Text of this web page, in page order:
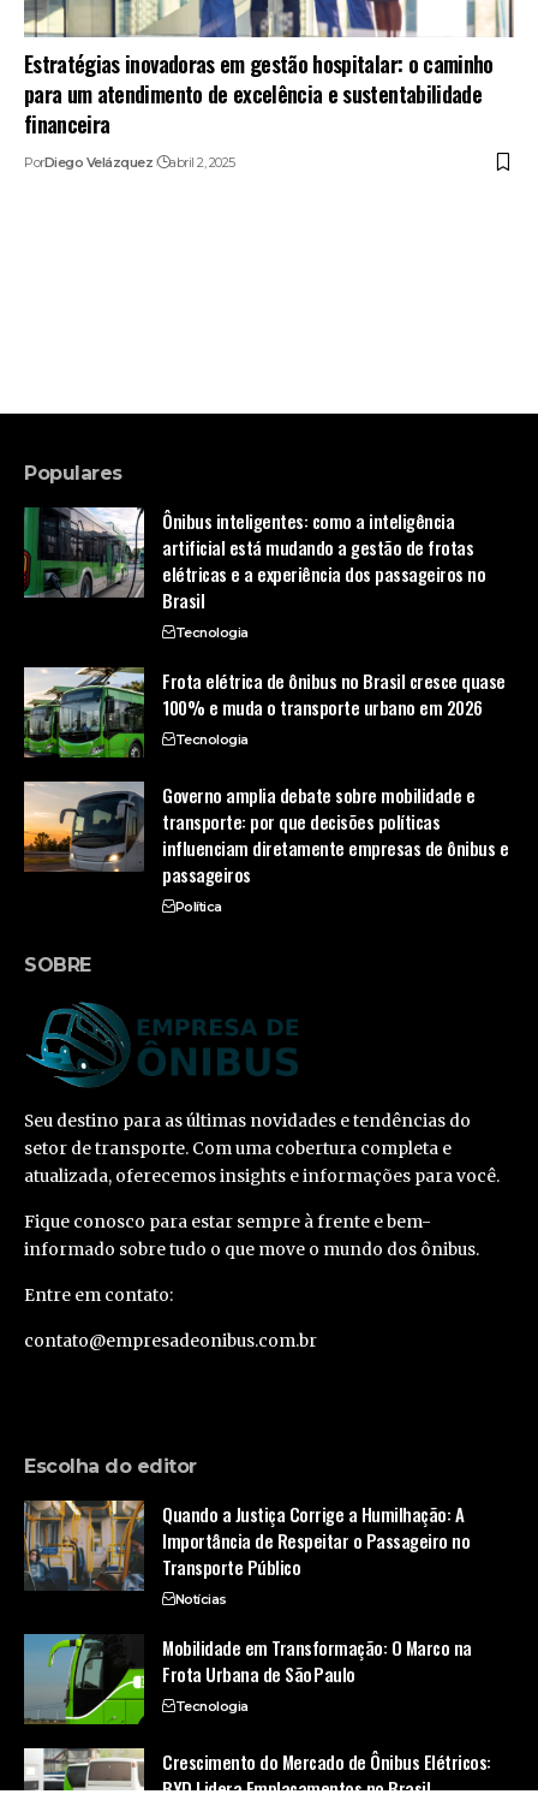
Estratégias inovadoras em gestão hospitalar: o caminho
para um atendimento de excelência e sustentabilidade
financeira
PorDiego Velázquez abril 2, 2025
Populares
Ônibus inteligentes: como a inteligência
artificial está mudando a gestão de frotas
elétricas e a experiência dos passageiros no
Brasil
Tecnologia
Frota elétrica de ônibus no Brasil cresce quase
100% e muda o transporte urbano em 2026
Tecnologia
Governo amplia debate sobre mobilidade e
transporte: por que decisões políticas
influenciam diretamente empresas de ônibus e
passageiros
Política
SOBRE
Seu destino para as últimas novidades e tendências do
setor de transporte. Com uma cobertura completa e
atualizada, oferecemos insights e informações para você.
Fique conosco para estar sempre à frente e bem-
informado sobre tudo o que move o mundo dos ônibus.
Entre em contato:
contato@empresadeonibus.com.br
Escolha do editor
Quando a Justiça Corrige a Humilhação: A
Importância de Respeitar o Passageiro no
Transporte Público
Notícias
Mobilidade em Transformação: O Marco na
Frota Urbana de São Paulo
Tecnologia
Crescimento do Mercado de Ônibus Elétricos:
BYD Lidera Emplacamentos no Brasil